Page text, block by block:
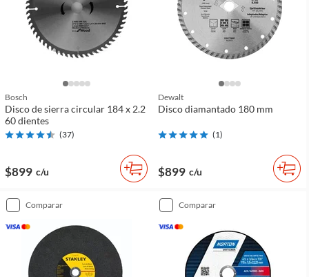
Bosch
Disco de sierra circular 184 x 2.2
60 dientes
(37)
$899 c/u
Dewalt
Disco diamantado 180 mm
(1)
$899 c/u
comparar comparar